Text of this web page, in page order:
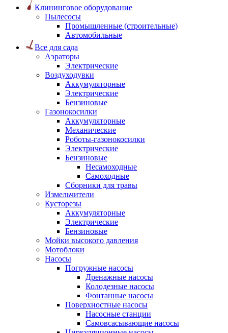
Клининговое оборудование
Пылесосы
Промышленные (строительные)
Автомобильные
Все для сада
Аэраторы
Электрические
Воздуходувки
Аккумуляторные
Электрические
Бензиновые
Газонокосилки
Аккумуляторные
Механические
Роботы-газонокосилки
Электрические
Бензиновые
Несамоходные
Самоходные
Сборники для травы
Измельчители
Кусторезы
Аккумуляторные
Электрические
Бензиновые
Мойки высокого давления
Мотоблоки
Насосы
Погружные насосы
Дренажные насосы
Колодезные насосы
Фонтанные насосы
Поверхностные насосы
Насосные станции
Самовсасывающие насосы